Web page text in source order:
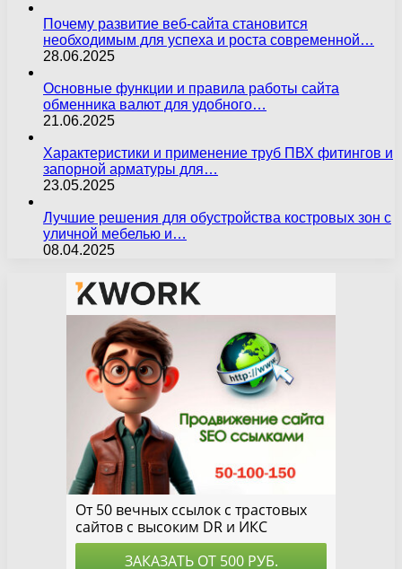
Почему развитие веб-сайта становится
необходимым для успеха и роста современной…
28.06.2025
Основные функции и правила работы сайта
обменника валют для удобного…
21.06.2025
Характеристики и применение труб ПВХ фитингов и
запорной арматуры для…
23.05.2025
Лучшие решения для обустройства костровых зон с
уличной мебелью и…
08.04.2025